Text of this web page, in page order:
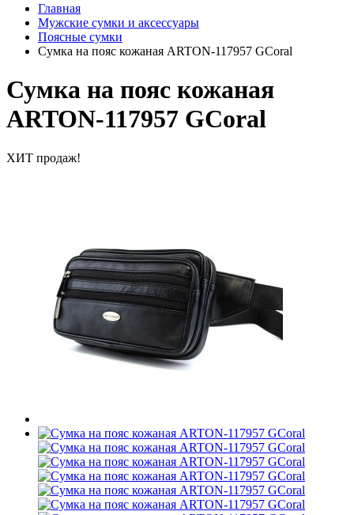
Главная
Мужские сумки и аксессуары
Поясные сумки
Сумка на пояс кожаная ARTON-117957 GCoral
Сумка на пояс кожаная
ARTON-117957 GCoral
ХИТ продаж!